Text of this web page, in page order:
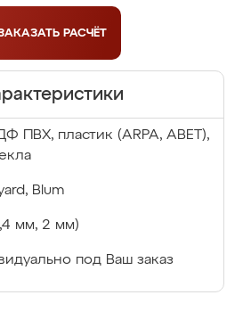
РАСЧЁТ
ПВХ, пластик (ARPA, ABET),
Blum
мм, 2 мм)
под Ваш заказ